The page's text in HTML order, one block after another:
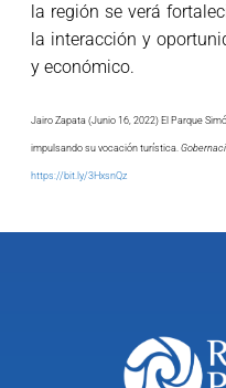
la región se verá
la interacción y
y económico.
Jairo Zapata (Junio 16, 2022) El Parque
impulsando su vocación turística.
https://bit.ly/3HxsnQz